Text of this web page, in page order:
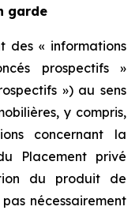
garde
des « informations
prospectifs »
») au sens
y compris,
concernant la
Placement privé
du produit de
nécessairement